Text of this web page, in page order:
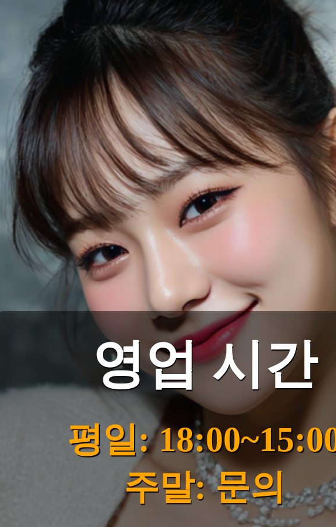
영업 시간
평일:
주말: 문의